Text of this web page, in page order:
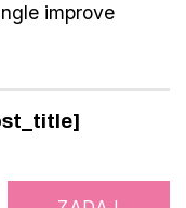
improve